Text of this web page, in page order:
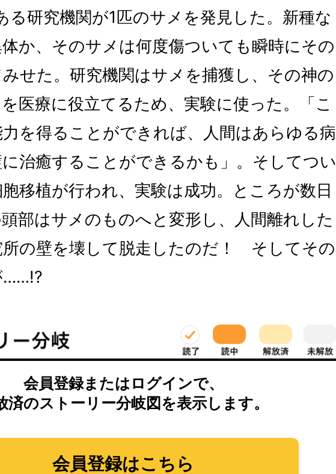
る研究機関が1匹のサメを発見した。新種な
か、そのサメは何度傷ついても瞬時にその
せた。研究機関はサメを捕獲し、その神の
医療に役立てるため、実験に使った。「こ
を得ることができれば、人間はあらゆる病
治癒することができるかも」。そしてつい
移植が行われ、実験は成功。ところが数日
部はサメのものへと変形し、人間離れした
所の壁を壊して脱走したのだ！ そしてその
……!?
会員登録またはログインで、
済のストーリー分岐図を表示します。
会員登録はこちら